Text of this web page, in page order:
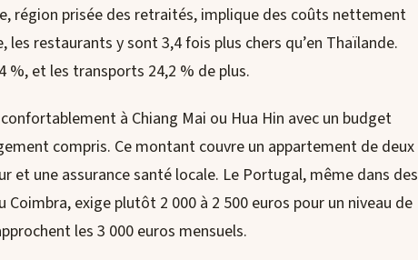
région prisée des retraités, implique des coûts nettement
les restaurants y sont 3,4 fois plus chers qu’en Thaïlande.
%, et les transports 24,2 % de plus.
à Chiang Mai ou Hua Hin avec un budget
compris. Ce montant couvre un appartement de deux
et une assurance santé locale. Le Portugal, même dans des
exige plutôt 2 000 à 2 500 euros pour un niveau de
les 3 000 euros mensuels.